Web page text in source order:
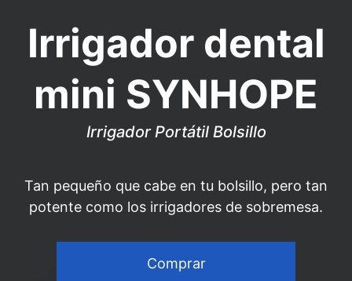
Irrigador dental
mini SYNHOPE
Irrigador Portátil Bolsillo
Tan pequeño que cabe en tu bolsillo, pero tan
potente como los irrigadores de sobremesa.
Comprar